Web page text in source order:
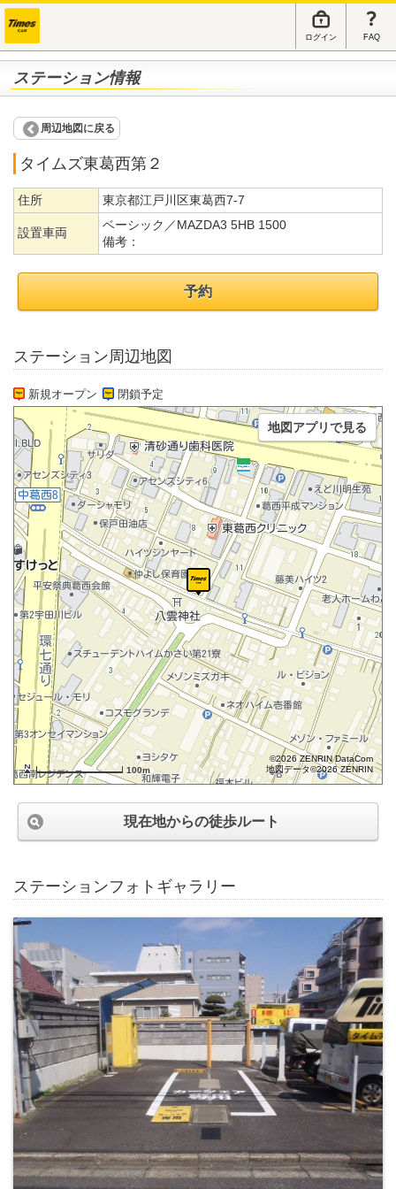
ログイン FAQ
ステーション情報
周辺地図に戻る
タイムズ東葛西第２
住所 東京都江戸川区東葛西7-7
設置車両
ベーシック／MAZDA3 5HB 1500
備考：
予約
ステーション周辺地図
新規オープン 閉鎖予定
100m
©2026 ZENRIN DataCom
地図データ©2026 ZENRIN
地図アプリで見る
現在地からの徒歩ルート
ステーションフォトギャラリー